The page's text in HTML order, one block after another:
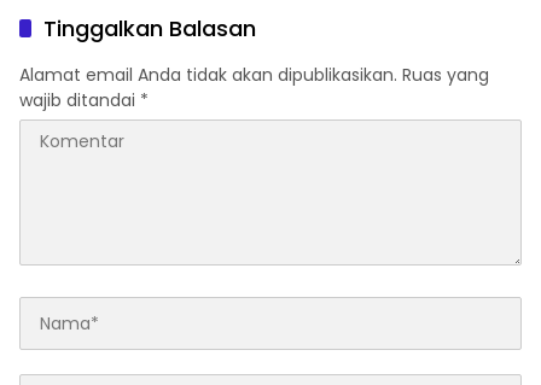
Pentingnya
Tinggalkan Balasan
Alamat email Anda tidak akan dipublikasikan. Ruas yang
wajib ditandai *